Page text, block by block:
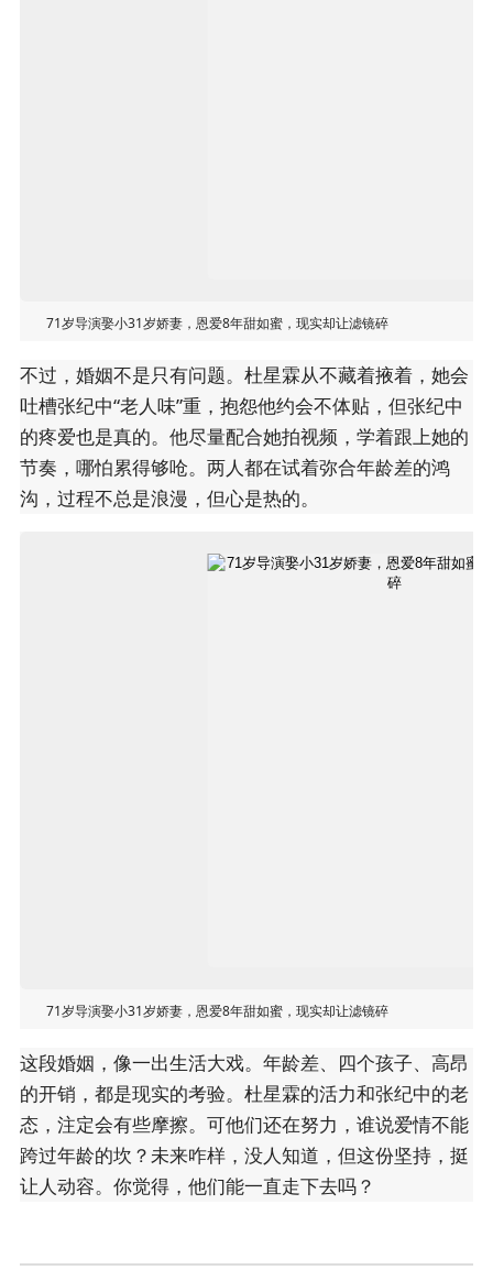
71岁导演娶小31岁娇妻，恩爱8年甜如蜜，现实却让滤镜碎
不过，婚姻不是只有问题。杜星霖从不藏着掖着，她会
吐槽张纪中“老人味”重，抱怨他约会不体贴，但张纪中
的疼爱也是真的。他尽量配合她拍视频，学着跟上她的
节奏，哪怕累得够呛。两人都在试着弥合年龄差的鸿
沟，过程不总是浪漫，但心是热的。
71岁导演娶小31岁娇妻，恩爱8年甜如蜜，现实却让滤镜碎
这段婚姻，像一出生活大戏。年龄差、四个孩子、高昂
的开销，都是现实的考验。杜星霖的活力和张纪中的老
态，注定会有些摩擦。可他们还在努力，谁说爱情不能
跨过年龄的坎？未来咋样，没人知道，但这份坚持，挺
让人动容。你觉得，他们能一直走下去吗？